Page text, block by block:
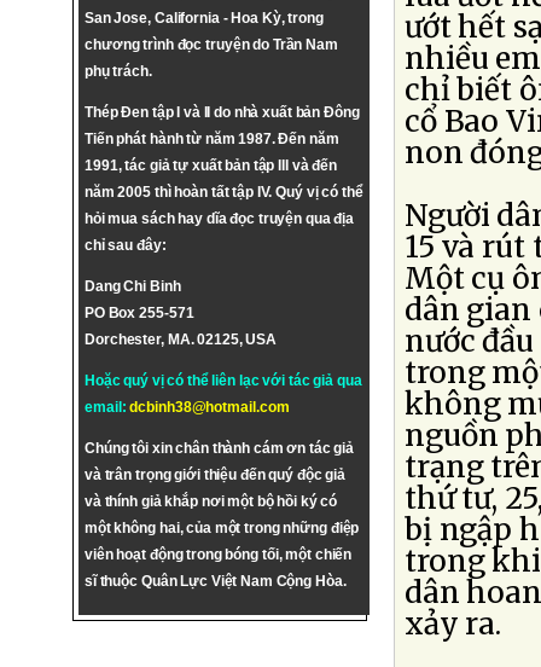
San Jose, California - Hoa Kỳ, trong
chương trình đọc truyện do Trần Nam
phụ trách.
Thép Đen tập I và II do nhà xuất bản Đông
Tiến phát hành từ năm 1987. Đến năm
1991, tác giả tự xuất bản tập III và đến
năm 2005 thì hoàn tất tập IV. Quý vị có thể
hỏi mua sách hay dĩa đọc truyện qua địa
chỉ sau đây:
Dang Chi Binh
PO Box 255-571
Dorchester, MA. 02125, USA
Hoặc quý vị có thể liên lạc với tác giả qua
email:dcbinh38@hotmail.com
Chúng tôi xin chân thành cám ơn tác giả
và trân trọng giới thiệu đến quý độc giả
và thính giả khắp nơi một bộ hồi ký có
một không hai, của một trong những điệp
viên hoạt động trong bóng tối, một chiến
sĩ thuộc Quân Lực Việt Nam Cộng Hòa.
ướt hết
nhiều
chỉ biết
cổ Bao
non
Người
15 và rút
Một cụ
dân gian
nước
trong
không
nguồn
trạng
thứ tư,
bị ngập
trong
dân
xảy ra.